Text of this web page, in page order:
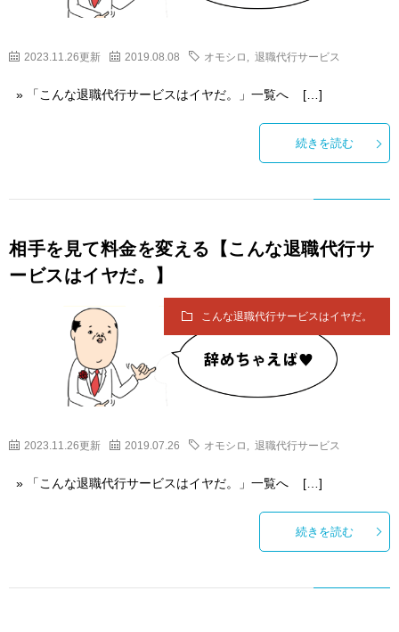
2023.11.26更新 2019.08.08 オモシロ 退職代行サービス
» 「こんな退職代行サービスはイヤだ。」一覧へ […]
続きを読む
相手を見て料金を変える【こんな退職代行サ
ービスはイヤだ。】
こんな退職代行サービスはイヤだ。
2023.11.26更新 2019.07.26 オモシロ 退職代行サービス
» 「こんな退職代行サービスはイヤだ。」一覧へ […]
続きを読む